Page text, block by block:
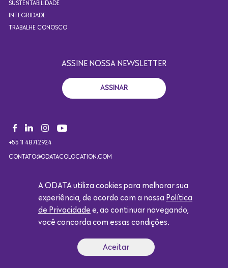
SUSTENTABILIDADE
INTEGRIDADE
TRABALHE CONOSCO
ASSINE NOSSA NEWSLETTER
ASSINAR
+55 11 4871.2924
CONTATO@ODATACOLOCATION.COM
Copyright 2021. Todos os direitos reservados. Design por
A ODATA utiliza cookies para melhorar sua
experiência, de acordo com a nossa Política
de Privacidade e, ao continuar navegando,
você concorda com essas condições.
Aceitar